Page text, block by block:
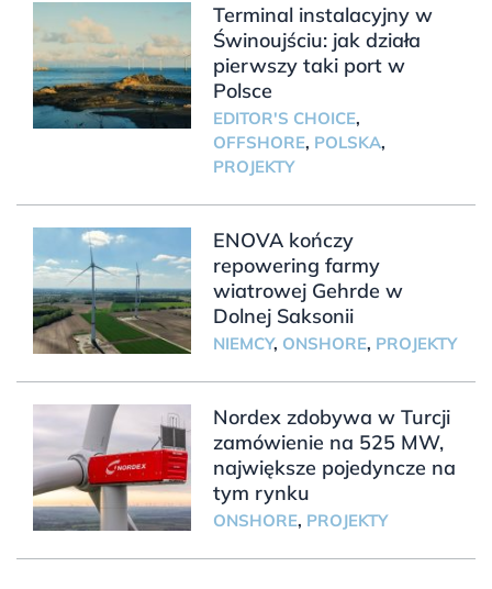
Terminal instalacyjny w
Świnoujściu: jak działa
pierwszy taki port w
Polsce
EDITOR'S CHOICE,
OFFSHORE, POLSKA,
PROJEKTY
ENOVA kończy
repowering farmy
wiatrowej Gehrde w
Dolnej Saksonii
NIEMCY, ONSHORE, PROJEKTY
Nordex zdobywa w Turcji
zamówienie na 525 MW,
największe pojedyncze na
tym rynku
ONSHORE, PROJEKTY